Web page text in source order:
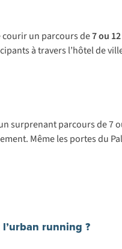
courir un parcours de7 ou
à travers l’hôtel de
surprenant parcours de 7
Même les portes du
running ?